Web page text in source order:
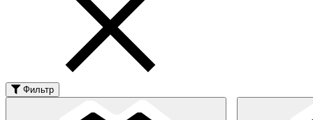
Фильтр